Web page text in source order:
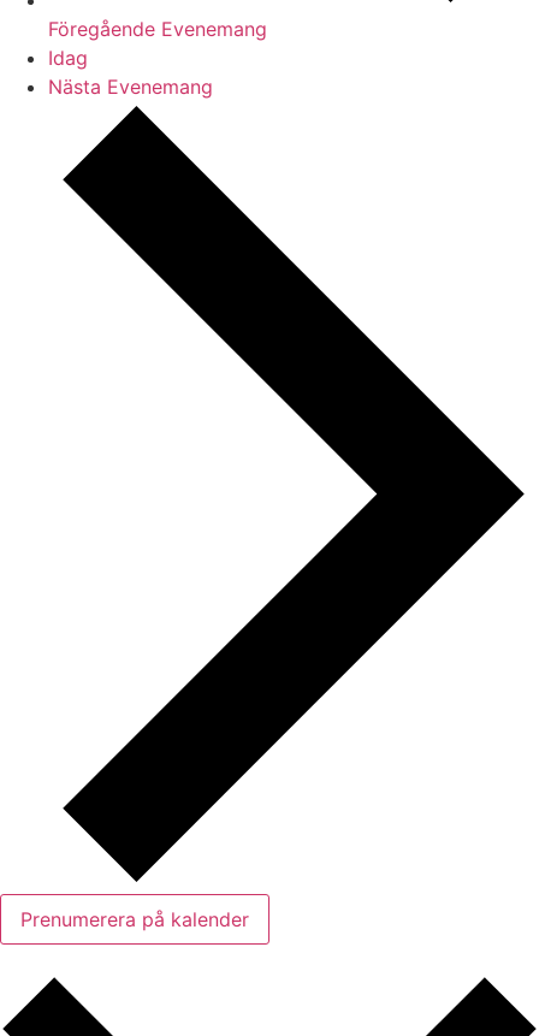
Föregående Evenemang
Idag
Nästa Evenemang
Prenumerera på kalender